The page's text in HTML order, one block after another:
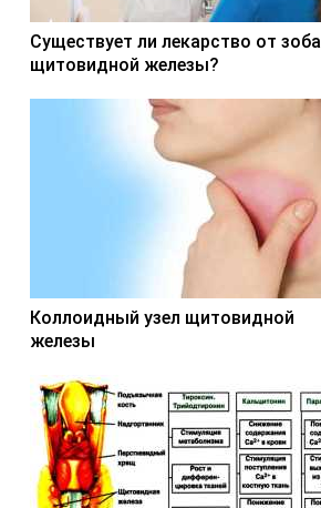
Существует ли лекарство от зоба
щитовидной железы?
Коллоидный узел щитовидной
железы